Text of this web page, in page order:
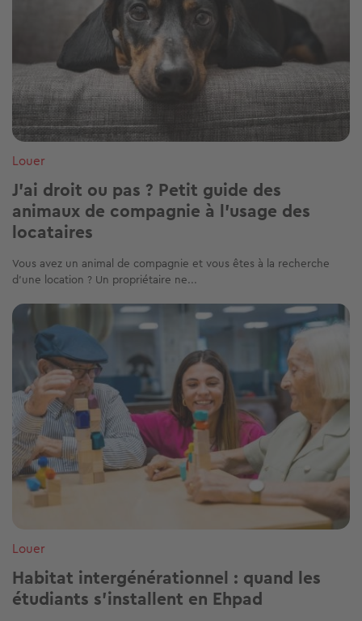
Louer
J’ai droit ou pas ? Petit guide des
animaux de compagnie à l’usage des
locataires
Vous avez un animal de compagnie et vous êtes à la recherche
d'une location ? Un propriétaire ne...
Image
Louer
Habitat intergénérationnel : quand les
étudiants s'installent en Ehpad